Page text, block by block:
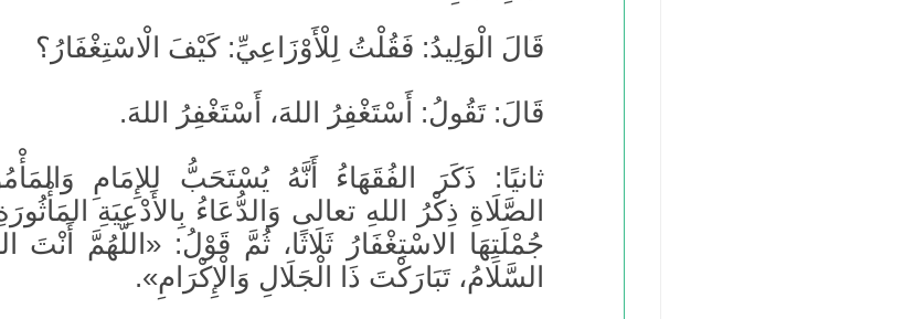
قَالَ الْوَلِيدُ: فَقُلْتُ لِلْأَوْزَاعِيِّ: كَيْفَ الْاسْتِغْفَارُ؟
قَالَ: تَقُولُ: أَسْتَغْفِرُ اللهَ، أَسْتَغْفِرُ اللهَ.
ثانيًا: ذَكَرَ الفُقَهَاءُ أَنَّهُ يُسْتَحَبُّ للإِمَامِ
الصَّلَاةِ ذِكْرُ اللهِ تعالى وَالدُّعَاءُ بِالأَدْعِيَةِ
جُمْلَتِهَا الاسْتِغْفَارُ ثَلَاثًا، ثُمَّ قَوْلُ: «اللَّهُمَّ أَنْتَ
السَّلَامُ، تَبَارَكْتَ ذَا الْجَلَالِ وَالْإِكْرَامِ».